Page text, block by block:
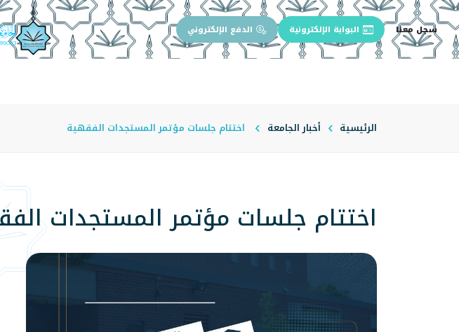
سجل معنا البوابة الإلكترونية الدفع الإلكتروني
الرئيسية أخبار الجامعة اختتام جلسات مؤتمر المستجدات الفقهية
اختتام جلسات مؤتمر المستجدات